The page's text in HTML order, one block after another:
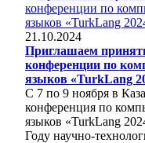
21.10.2024
Приглашаем
конференции по
языков «TurkLang
С 7 по 9 ноября в
конференция по
языков «TurkLang
Году научно-